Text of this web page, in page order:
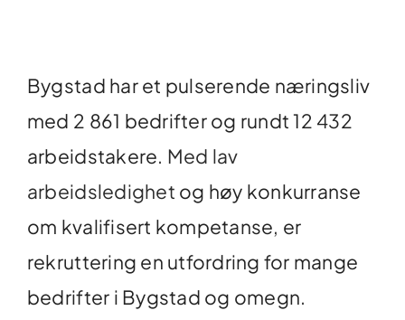
Bygstad har et pulserende næringsliv
med 2 861 bedrifter og rundt 12 432
arbeidstakere. Med lav
arbeidsledighet og høy konkurranse
om kvalifisert kompetanse, er
rekruttering en utfordring for mange
bedrifter i Bygstad og omegn.